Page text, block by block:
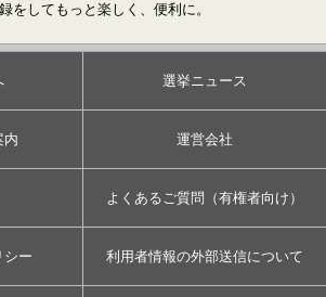
をしてもっと楽しく、便利に。
選挙ニュース
内 運営会社
よくあるご質問（有権者向け）
シー 利用者情報の外部送信について